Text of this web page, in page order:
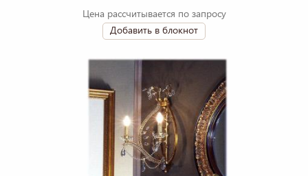
Цена рассчитывается по запросу
Добавить в блокнот